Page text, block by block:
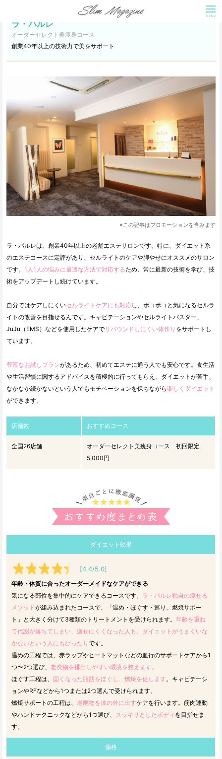
ラ・パルレ
オーダーセレクト美痩身コース
創業40年以上の技術力で美をサポート
※この記事はプロモーションを含みます
ラ・パルレは、創業40年以上の老舗エステサロンです。特に、ダイエット系
のエステコースに定評があり、セルライトのケアや脚やせにオススメのサロン
です。 1人1人の悩みに最適な方法で対応するため、常に最新の技術を学び、技
術をアップデートし続けています。
自分ではケアしにくいセルライトケアにも対応し、ボコボコと気になるセルラ
イトの改善を目指せるんです。キャビテーションやセルライトバスター、
JuJu（EMS）などを使用したケアで リバウンドしにくい体作り をサポートし
ています。
豊富なお試しプランがあるため、初めてエステに通う人でも安心です。食生活
や生活習慣に関するアドバイスを積極的に行ってもらえ、ダイエットが苦手、
なかなか続かないという人でもモチベーションを保ちながら楽しくダイエット
ができます。
店舗数 おすすめコース
全国26店舗
オーダーセレクト美痩身コース 初回限定
5,000円
ダイエット効果
[4.4/5.0]
年齢・体質に合ったオーダーメイドなケアができる
気になる部位を集中的にケアできるコースです。 ラ・パルレ独自の痩せる
メソッドが組み込まれたコースで、「温め・ほぐす・巡り、燃焼サポー
ト」と大きく分けて3種類のトリートメントを受けられます。 年齢を重ね
て代謝が落ちてしまい、痩せにくくなった人も、ダイエットがうまくいな
かないという人にもぴったり です。
温めの工程では、赤ラップやヒートマットなどの血行のサポートケアから1
つ〜2つ選び、 老廃物を排出しやすい環境を整えます。
ほぐす工程は、 固くなった脂肪をほぐし、燃焼を促します 。キャビテーシ
ョンやRFなどから1つまたは2つ選んで受けられます。
燃焼サポートの工程は、 老廃物を体の外に出すケアを行います。筋肉運動
やハンドテクニックなどから1つ選び、
スッキリとしたボディ を目指せま
す。
価格